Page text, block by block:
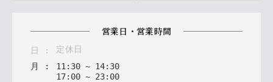
営業日・営業時間
日 :
定休日
月
: 11 : 30 ~ 14: 30
17: 00 ~ 23: 00